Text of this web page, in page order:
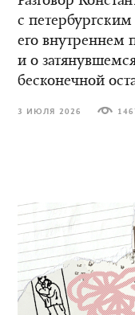
с
его внутреннем
и о
бесконечной
3 ИЮЛЯ 2026